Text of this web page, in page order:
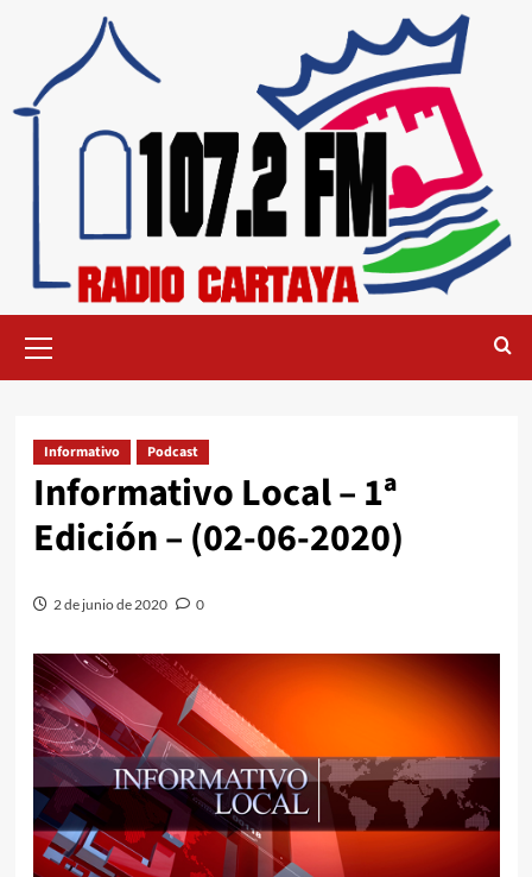
Informativo Podcast
Informativo Local – 1ª
Edición – (02-06-2020)
2 de junio de 2020 0